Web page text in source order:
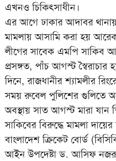
এখনও চিকিৎসাধীন।
এর আগে ঢাকার আদাবর থানায়
মামলায় আসামি করা হয়
লীগের সাবেক এমপি সাকিব
প্রসঙ্গত, পাঁচ আগস্ট স্বৈরাচার
দিনে, রাজধানীর শ্যামলীর
সময় রুবেল পুলিশের গুলিতে
অবস্থায় সাত আগস্ট মারা যান
সাকিবের বিরুদ্ধে মামলা
বাংলাদেশ ক্রিকেট বোর্ড
আইন উপদেষ্টা ড. আসিফ